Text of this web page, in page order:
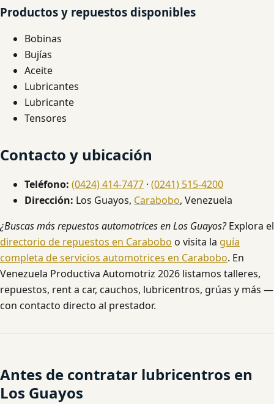
Productos y repuestos disponibles
Bobinas
Bujías
Aceite
Lubricantes
Lubricante
Tensores
Contacto y ubicación
Teléfono: (0424) 414-7477 · (0241) 515-4200
Dirección: Los Guayos, Carabobo, Venezuela
¿Buscas más repuestos automotrices en Los Guayos?Explora el
directorio de repuestos en Carabobo o visita la guía
completa de servicios automotrices en Carabobo. En
Venezuela Productiva Automotriz 2026 listamos talleres,
repuestos, rent a car, cauchos, lubricentros, grúas y más —
con contacto directo al prestador.
Antes de contratar lubricentros en
Los Guayos